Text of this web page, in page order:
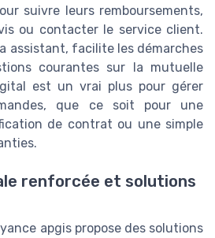
suivre leurs remboursements,
ou contacter le service client.
assistant, facilite les démarches
courantes sur la mutuelle
est un vrai plus pour gérer
que ce soit pour une
de contrat ou une simple
renforcée et solutions
apgis propose des solutions